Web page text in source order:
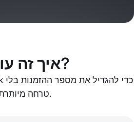
איך זה עובד?
טרחה מיותרת.